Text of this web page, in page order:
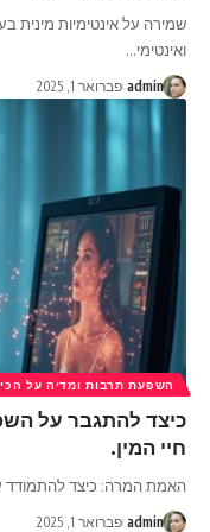
שמירה על אינטימיות מינית
ואינטימי…
admin פברואר 1, 2025
השפעת תרבות ומדיה על
כיצד להתגבר על
חיי המין.
האמת המרה: כיצד להתמודד
admin פברואר 1, 2025